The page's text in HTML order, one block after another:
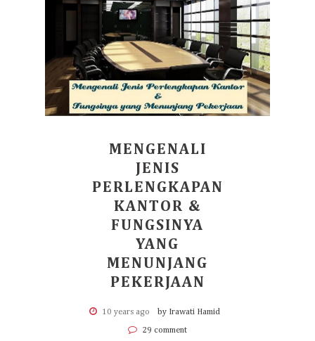
MENGENALI
JENIS
PERLENGKAPAN
KANTOR &
FUNGSINYA
YANG
MENUNJANG
PEKERJAAN
10 years ago by Irawati Hamid
29 comment